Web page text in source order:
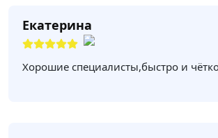
Екатерина
Хорошие специалисты,быстро и